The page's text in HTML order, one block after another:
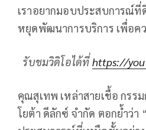
เราอยากมอบประสบการณ์ที่
หยุดพัฒนาการบริการ เพื่อค
รับชมวิดิโอได้ที่https://
คุณสุเทพ เหล่าสายเชื้อ กรร
โยต้า ดีลักซ์ จำกัด ตอกย้ำว่า